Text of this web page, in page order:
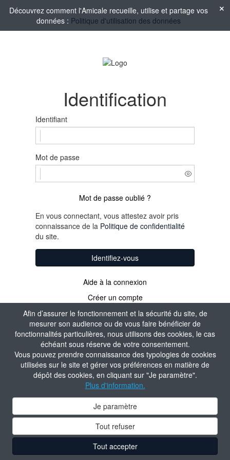
Afin d’assurer le fonctionnement et la sécurité du site, de
mesurer son audience ou de vous faire bénéficier de
fonctionnalités particulières, nous utilisons des cookies, le cas
échéant sous réserve de votre consentement.
Vous pouvez prendre connaissance des typologies de cookies
utilisées sur le site et gérer vos préférences en matière de
dépôt des cookies, en cliquant sur "Je paramètre".
Plus d'information.
Je paramètre
Tout refuser
Tout accepter
Découvrez comment l'Amicale recueille, utilise et partage vos
données : Politique d'utilisation des données
Identification
Identifiant
Mot de passe
Mot de passe oublié ?
En vous connectant, vous attestez avoir pris
connaissance de la Politique de confidentialité
du site.
Identifiez-vous
Aide à la connexion
Créer un compte